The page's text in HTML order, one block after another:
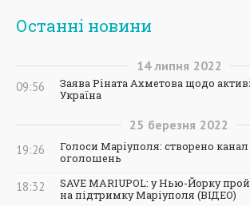
Останні новини
14 липня 2022
09:56
Заява Ріната Ахметова щодо
Україна
25 березня 2022
19:26
Голоси Маріуполя: створено
оголошень
18:32
SAVE MARIUPOL: у Нью-Йорку
на підтримку Маріуполя (ВІДЕО)